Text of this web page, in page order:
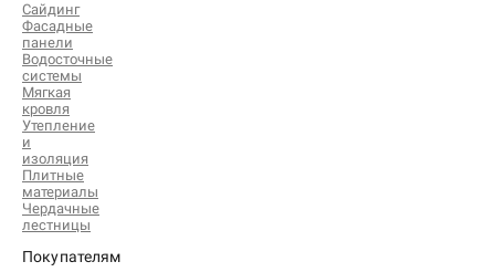
Сайдинг
Фасадные
панели
Водосточные
системы
Мягкая
кровля
Утепление
и
изоляция
Плитные
материалы
Чердачные
лестницы
Покупателям